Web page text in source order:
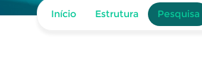
Início Estrutura Pesquisa